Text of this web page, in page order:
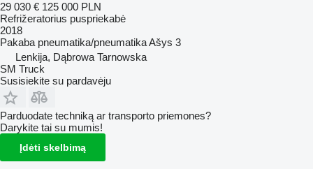
29 030 € 125 000 PLN
Refrižeratorius puspriekabė
2018
Pakaba pneumatika/pneumatikaAšys 3
Lenkija, Dąbrowa Tarnowska
SM Truck
Susisiekite su pardavėju
Parduodate techniką ar transporto priemones?
Darykite tai su mumis!
Įdėti skelbimą